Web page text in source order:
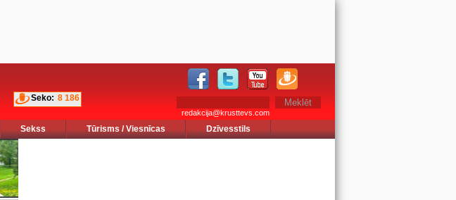
Seko: 8 186
redakcija@krusttevs.com
Sekss Tūrisms / Viesnīcas Dzīvesstils